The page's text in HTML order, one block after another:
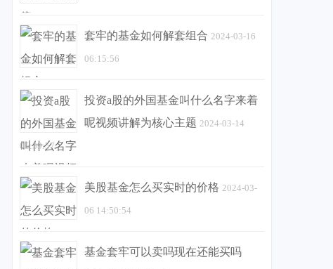
套牢的基金如何解套组合 2024-03-16
06:15:56
投资a股的外国基金叫什么名字来着
呢视频讲解为核心主题 2024-03-14
05:39:57
美股基金怎么买实时的价格 2024-03-
06 14:50:54
基金套牢可以卖吗现在还能买吗